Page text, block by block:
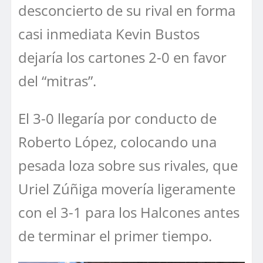
desconcierto de su rival en forma
casi inmediata Kevin Bustos
dejaría los cartones 2-0 en favor
del “mitras”.
El 3-0 llegaría por conducto de
Roberto López, colocando una
pesada loza sobre sus rivales, que
Uriel Zúñiga movería ligeramente
con el 3-1 para los Halcones antes
de terminar el primer tiempo.